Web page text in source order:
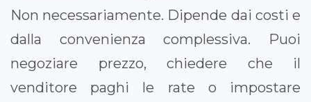
Non necessariamente. Dipende dai costi e
dalla convenienza complessiva. Puoi
negoziare prezzo, chiedere che il
venditore paghi le rate o impostare